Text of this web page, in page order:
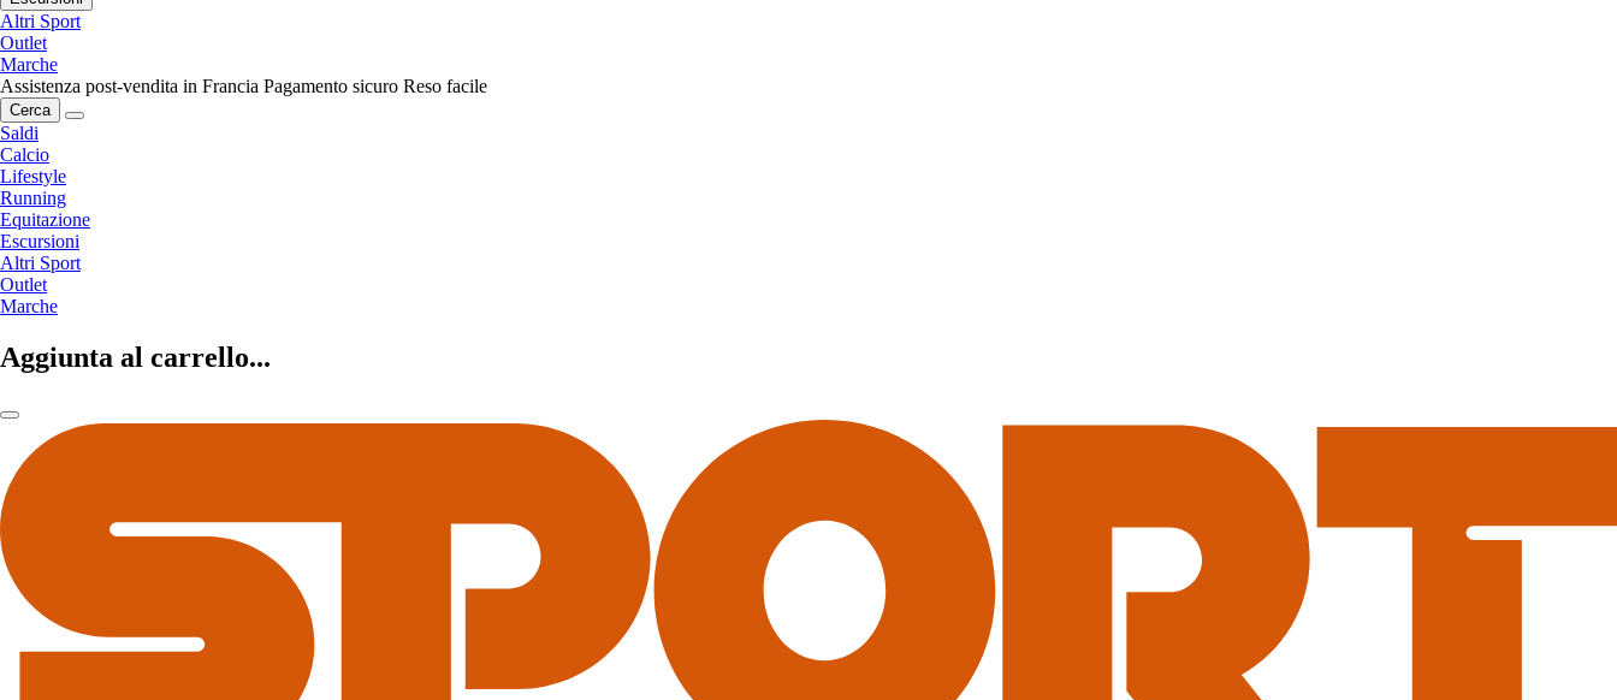
Altri Sport
Outlet
Marche
Assistenza post-vendita in Francia Pagamento sicuro Reso facile
Cerca
Saldi
Calcio
Lifestyle
Running
Equitazione
Escursioni
Altri Sport
Outlet
Marche
Aggiunta al carrello...